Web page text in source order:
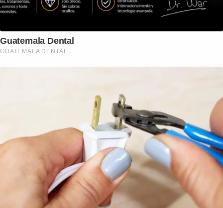
Guatemala Dental
GUATEMALA DENTAL